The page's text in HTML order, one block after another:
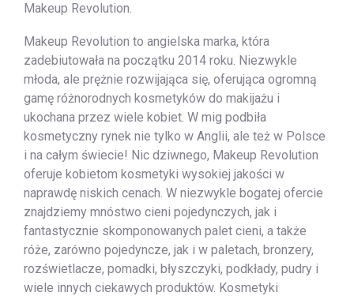
Makeup Revolution.
Makeup Revolution to angielska marka, która
zadebiutowała na początku 2014 roku. Niezwykle
młoda, ale prężnie rozwijająca się, oferująca ogromną
gamę różnorodnych kosmetyków do makijażu i
ukochana przez wiele kobiet. W mig podbiła
kosmetyczny rynek nie tylko w Anglii, ale też w Polsce
i na całym świecie! Nic dziwnego, Makeup Revolution
oferuje kobietom kosmetyki wysokiej jakości w
naprawdę niskich cenach. W niezwykle bogatej ofercie
znajdziemy mnóstwo cieni pojedynczych, jak i
fantastycznie skomponowanych palet cieni, a także
róże, zarówno pojedyncze, jak i w paletach, bronzery,
rozświetlacze, pomadki, błyszczyki, podkłady, pudry i
wiele innych ciekawych produktów. Kosmetyki